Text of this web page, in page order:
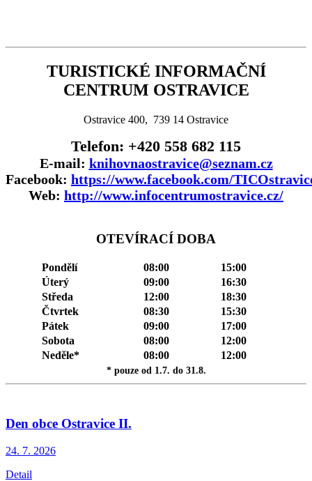
TURISTICKÉ INFORMAČNÍ
CENTRUM OSTRAVICE
Ostravice 400, 739 14 Ostravice
Telefon: +420 558 682 115
E-mail: knihovnaostravice@seznam.cz
Facebook: https://www.facebook.com/
Web: http://www.infocentrumostravice.cz/
OTEVÍRACÍ DOBA
Pondělí 08:00
15:00
Úterý
09:00
16:30
Středa
12:00
18:30
Čtvrtek
08:30
15:30
Pátek
09:00
17:00
Sobota
08:00
12:00
Neděle*
08:00 12:00
* pouze od 1.7. do 31.8.
Den obce Ostravice II.
24. 7. 2026
Detail